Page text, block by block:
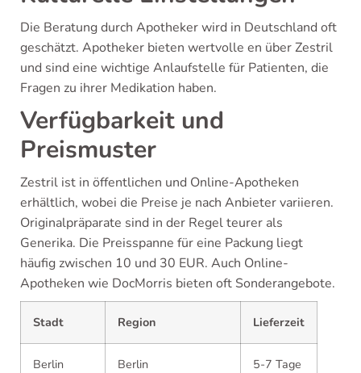
Die Beratung durch Apotheker wird in Deutschland oft
geschätzt. Apotheker bieten wertvolle en über Zestril
und sind eine wichtige Anlaufstelle für Patienten, die
Fragen zu ihrer Medikation haben.
Verfügbarkeit und
Preismuster
Zestril ist in öffentlichen und Online-Apotheken
erhältlich, wobei die Preise je nach Anbieter variieren.
Originalpräparate sind in der Regel teurer als
Generika. Die Preisspanne für eine Packung liegt
häufig zwischen 10 und 30 EUR. Auch Online-
Apotheken wie DocMorris bieten oft Sonderangebote.
Stadt Region Lieferzeit
Berlin Berlin 5-7 Tage